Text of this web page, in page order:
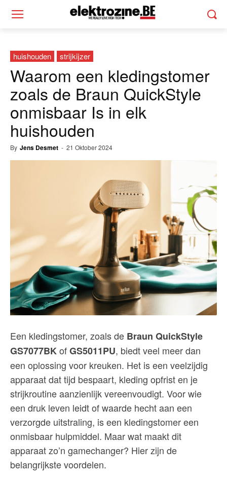
huishouden strijkijzer
Waarom een kledingstomer
zoals de Braun QuickStyle
onmisbaar Is in elk
huishouden
By Jens Desmet - 21 Oktober 2024
Een kledingstomer, zoals de Braun QuickStyle
GS7077BKofGS5011PU, biedt veel meer dan
een oplossing voor kreuken. Het is een veelzijdig
apparaat dat tijd bespaart, kleding opfrist en je
strijkroutine aanzienlijk vereenvoudigt. Voor wie
een druk leven leidt of waarde hecht aan een
verzorgde uitstraling, is een kledingstomer een
onmisbaar hulpmiddel. Maar wat maakt dit
apparaat zo’n gamechanger? Hier zijn de
belangrijkste voordelen.